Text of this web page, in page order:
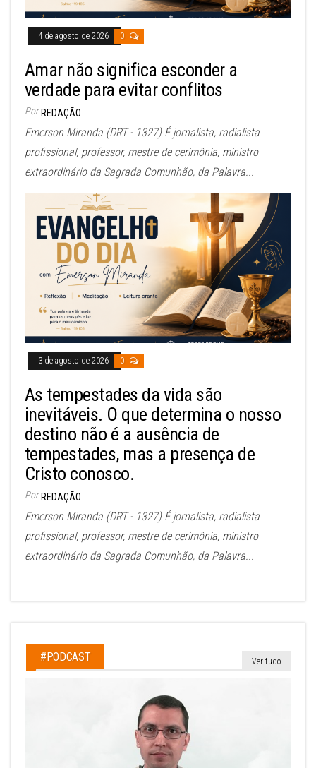
4 de agosto de 2026 0
Amar não significa esconder a
verdade para evitar conflitos
Por REDAÇÃO
Emerson Miranda (DRT - 1327) É jornalista, radialista
profissional, professor, mestre de cerimônia, ministro
extraordinário da Sagrada Comunhão, da Palavra...
3 de agosto de 2026 0
As tempestades da vida são
inevitáveis. O que determina o nosso
destino não é a ausência de
tempestades, mas a presença de
Cristo conosco.
Por REDAÇÃO
Emerson Miranda (DRT - 1327) É jornalista, radialista
profissional, professor, mestre de cerimônia, ministro
extraordinário da Sagrada Comunhão, da Palavra...
#PODCAST Ver tudo